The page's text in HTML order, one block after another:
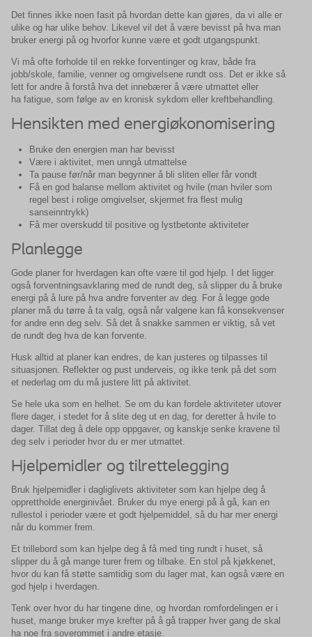
Det finnes ikke noen fasit på hvordan dette kan gjøres, da vi alle er
ulike og har ulike behov. Likevel vil det å være bevisst på hva man
bruker energi på og hvorfor kunne være et godt utgangspunkt.
Vi må ofte forholde til en rekke forventinger og krav, både fra
jobb/skole, familie, venner og omgivelsene rundt oss. Det er ikke så
lett for andre å forstå hva det innebærer å være utmattet eller
ha fatigue, som følge av en kronisk sykdom eller kreftbehandling.
Hensikten med energiøkonomisering
Bruke den energien man har bevisst
Være i aktivitet, men unngå utmattelse
Ta pause før/når man begynner å bli sliten eller får vondt
Få en god balanse mellom aktivitet og hvile (man hviler som
regel best i rolige omgivelser, skjermet fra flest mulig
sanseinntrykk)
Få mer overskudd til positive og lystbetonte aktiviteter
Planlegge
Gode planer for hverdagen kan ofte være til god hjelp. I det ligger
også forventningsavklaring med de rundt deg, så slipper du å bruke
energi på å lure på hva andre forventer av deg. For å legge gode
planer må du tørre å ta valg, også når valgene kan få konsekvenser
for andre enn deg selv. Så det å snakke sammen er viktig, så vet
de rundt deg hva de kan forvente.
Husk alltid at planer kan endres, de kan justeres og tilpasses til
situasjonen. Reflekter og pust underveis, og ikke tenk på det som
et nederlag om du må justere litt på aktivitet.
Se hele uka som en helhet. Se om du kan fordele aktiviteter utover
flere dager, i stedet for å slite deg ut en dag, for deretter å hvile to
dager. Tillat deg å dele opp oppgaver, og kanskje senke kravene til
deg selv i perioder hvor du er mer utmattet.
Hjelpemidler og tilrettelegging
Bruk hjelpemidler i dagliglivets aktiviteter som kan hjelpe deg å
opprettholde energinivået. Bruker du mye energi på å gå, kan en
rullestol i perioder være et godt hjelpemiddel, så du har mer energi
når du kommer frem.
Et trillebord som kan hjelpe deg å få med ting rundt i huset, så
slipper du å gå mange turer frem og tilbake. En stol på kjøkkenet,
hvor du kan få støtte samtidig som du lager mat, kan også være en
god hjelp i hverdagen.
Tenk over hvor du har tingene dine, og hvordan romfordelingen er i
huset, mange bruker mye krefter på å gå trapper hver gang de skal
ha noe fra soverommet i andre etasje.